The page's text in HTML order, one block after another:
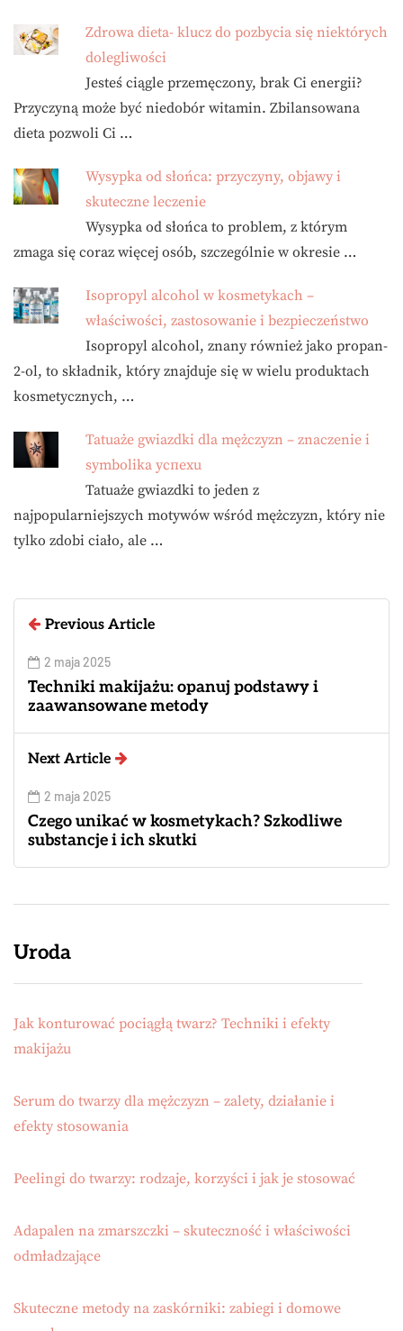
Zdrowa dieta- klucz do pozbycia się niektórych
dolegliwości
Jesteś ciągle przemęczony, brak Ci energii?
Przyczyną może być niedobór witamin. Zbilansowana
dieta pozwoli Ci …
Wysypka od słońca: przyczyny, objawy i
skuteczne leczenie
Wysypka od słońca to problem, z którym
zmaga się coraz więcej osób, szczególnie w okresie …
Isopropyl alcohol w kosmetykach –
właściwości, zastosowanie i bezpieczeństwo
Isopropyl alcohol, znany również jako propan-
2-ol, to składnik, który znajduje się w wielu produktach
kosmetycznych, …
Tatuaże gwiazdki dla mężczyzn – znaczenie i
symbolika успехu
Tatuaże gwiazdki to jeden z
najpopularniejszych motywów wśród mężczyzn, który nie
tylko zdobi ciało, ale …
Previous Article
2 maja 2025
Techniki makijażu: opanuj podstawy i
zaawansowane metody
Next Article
2 maja 2025
Czego unikać w kosmetykach? Szkodliwe
substancje i ich skutki
Uroda
Jak konturować pociągłą twarz? Techniki i efekty
makijażu
Serum do twarzy dla mężczyzn – zalety, działanie i
efekty stosowania
Peelingi do twarzy: rodzaje, korzyści i jak je stosować
Adapalen na zmarszczki – skuteczność i właściwości
odmładzające
Skuteczne metody na zaskórniki: zabiegi i domowe